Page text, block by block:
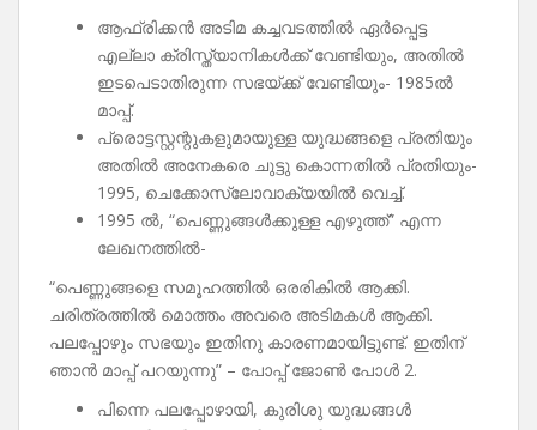
ആഫ്രിക്കൻ അടിമ കച്ചവടത്തിൽ ഏർപ്പെട്ട
എല്ലാ ക്രിസ്ത്യാനികൾക്ക് വേണ്ടിയും, അതിൽ
ഇടപെടാതിരുന്ന സഭയ്ക്ക് വേണ്ടിയും- 1985ൽ
മാപ്പ്.
പ്രൊട്ടസ്റ്റന്റുകളുമായുള്ള യുദ്ധങ്ങളെ പ്രതിയും
അതിൽ അനേകരെ ചുട്ടു കൊന്നതിൽ പ്രതിയും-
1995, ചെക്കോസ്ലോവാക്യയിൽ വെച്ച്.
1995 ൽ, “പെണ്ണുങ്ങൾക്കുള്ള എഴുത്ത്” എന്ന
ലേഖനത്തിൽ-
“പെണ്ണുങ്ങളെ സമൂഹത്തിൽ ഒരരികിൽ ആക്കി.
ചരിത്രത്തിൽ മൊത്തം അവരെ അടിമകൾ ആക്കി.
പലപ്പോഴും സഭയും ഇതിനു കാരണമായിട്ടുണ്ട്. ഇതിന്
ഞാൻ മാപ്പ് പറയുന്നു” – പോപ്പ് ജോൺ പോൾ 2.
പിന്നെ പലപ്പോഴായി, കുരിശു യുദ്ധങ്ങൾ